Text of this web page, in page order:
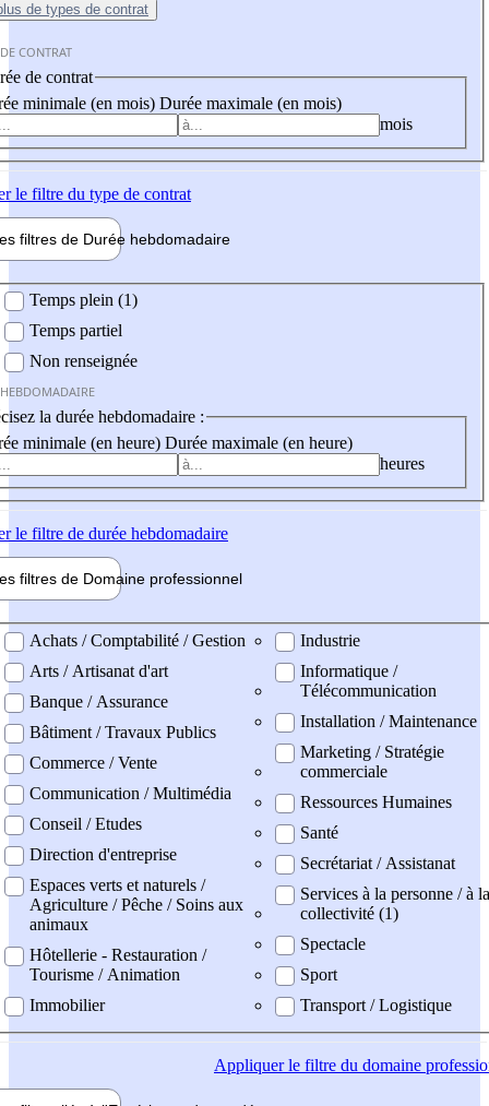
de types de contrat
CONTRAT
de contrat
minimale (en mois) Durée maximale (en mois)
mois
le filtre du type de contrat
filtres de Durée hebdomadaire
Temps plein (1)
Temps partiel
Non renseignée
la durée hebdomadaire :
minimale (en heure) Durée maximale (en heure)
heures
le filtre de durée hebdomadaire
filtres de Domaine professionnel
professionel
Achats / Comptabilité / Gestion
Arts / Artisanat d'art
Banque / Assurance
Bâtiment / Travaux Publics
Commerce / Vente
Communication / Multimédia
Conseil / Etudes
Direction d'entreprise
Espaces verts et naturels /
Agriculture / Pêche / Soins aux
animaux
Hôtellerie - Restauration /
Tourisme / Animation
Immobilier
Industrie
Informatique /
Télécommunication
Installation / Maintenance
Marketing / Stratégie
commerciale
Ressources Humaines
Santé
Secrétariat / Assistanat
Services à la personne / à la
collectivité (1)
Spectacle
Sport
Transport / Logistique
Appliquerle filtre du domaine